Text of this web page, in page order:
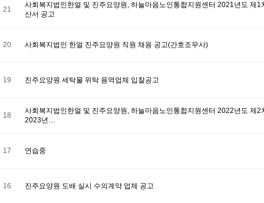
21
사회복지법인한얼 및 진주요양원, 하늘마음노인통합지원센터 2021년도 제1
산서 공고
20 사회복지법인 한얼 진주요양원 직원 채용 공고(간호조무사)
19 진주요양원 세탁물 위탁 용역업체 입찰공고
18
사회복지법인한얼 및 진주요양원, 하늘마음노인통합지원센터 2022년도 제2
2023년…
17 연습중
16 진주요양원 도배 실시 수의계약 업체 공고